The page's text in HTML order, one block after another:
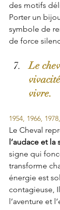
des motifs
Porter un
symbole de
de force
Le
vivre.
1954, 1966,
Le Cheval
l’audace et la
signe qui
transforme
énergie est
contagieuse,
l’aventure et